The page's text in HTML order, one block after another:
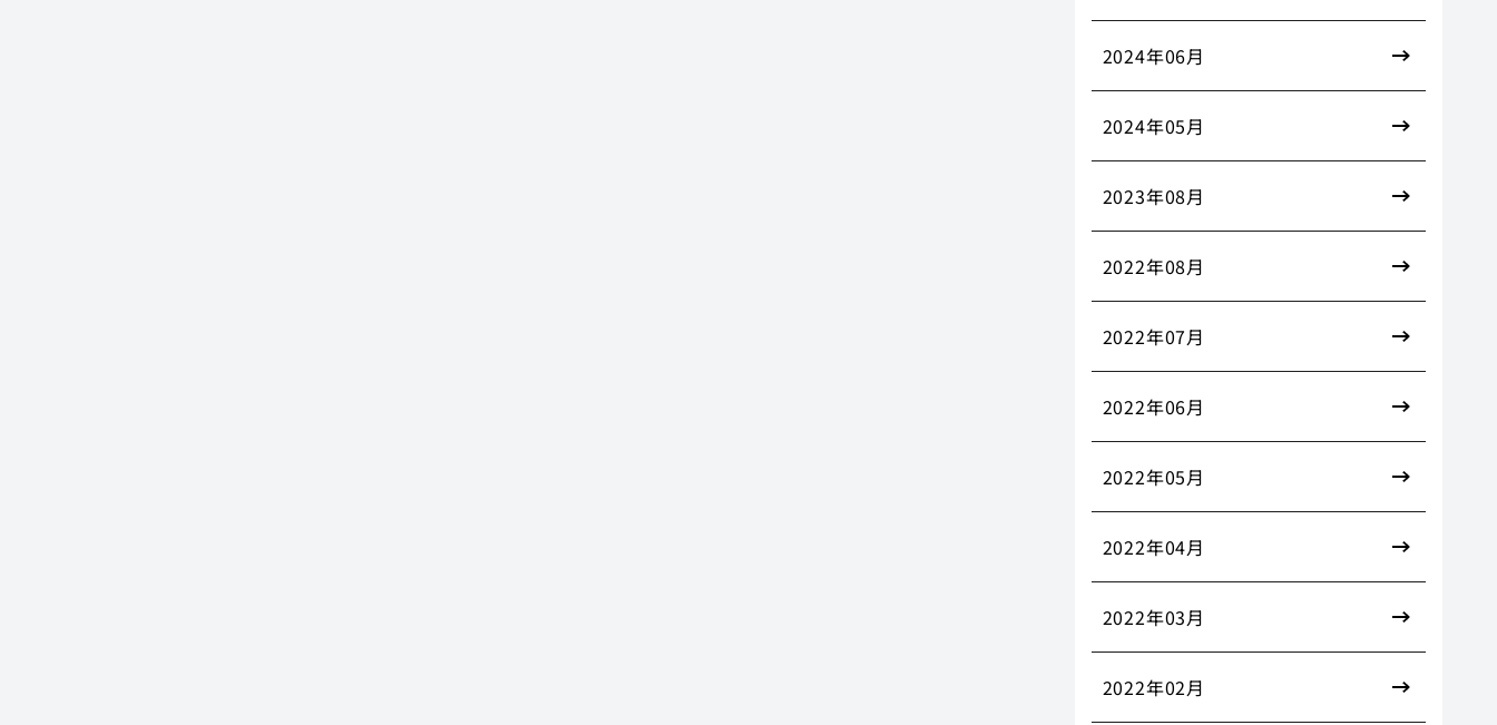
2024年06月
2024年05月
2023年08月
2022年08月
2022年07月
2022年06月
2022年05月
2022年04月
2022年03月
2022年02月